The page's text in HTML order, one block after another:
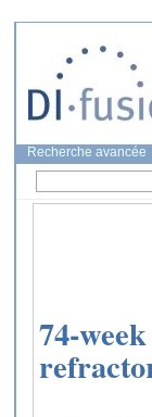
Recherche avancée
74-